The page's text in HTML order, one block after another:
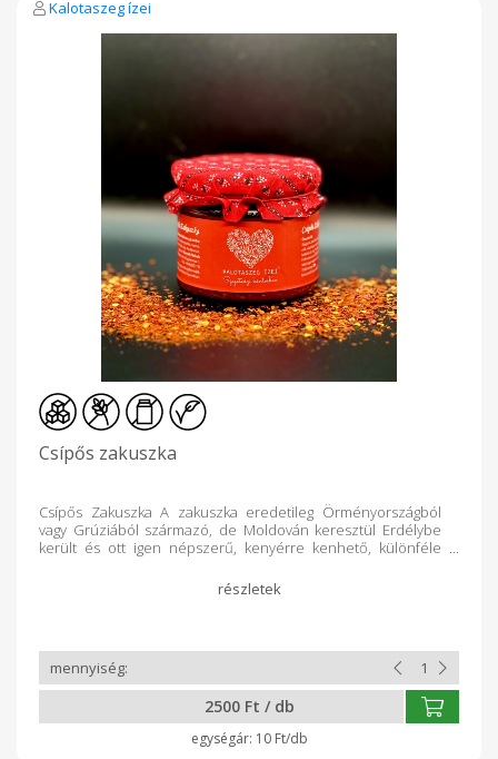
Kalotaszeg ízei
Csípős zakuszka
Csípős Zakuszka A zakuszka eredetileg Örményországból
vagy Grúziából származó, de Moldován keresztül Erdélybe
került és ott igen népszerű, kenyérre kenhető, különféle
felhasználható az ételek ízesítésére, illetve tésztaételekhez
is hozzáadott mártásként. Összetevők: vöröshagyma,
napraforgóolaj, Na-Benzoát.
2500 Ft / db
10 Ft/db